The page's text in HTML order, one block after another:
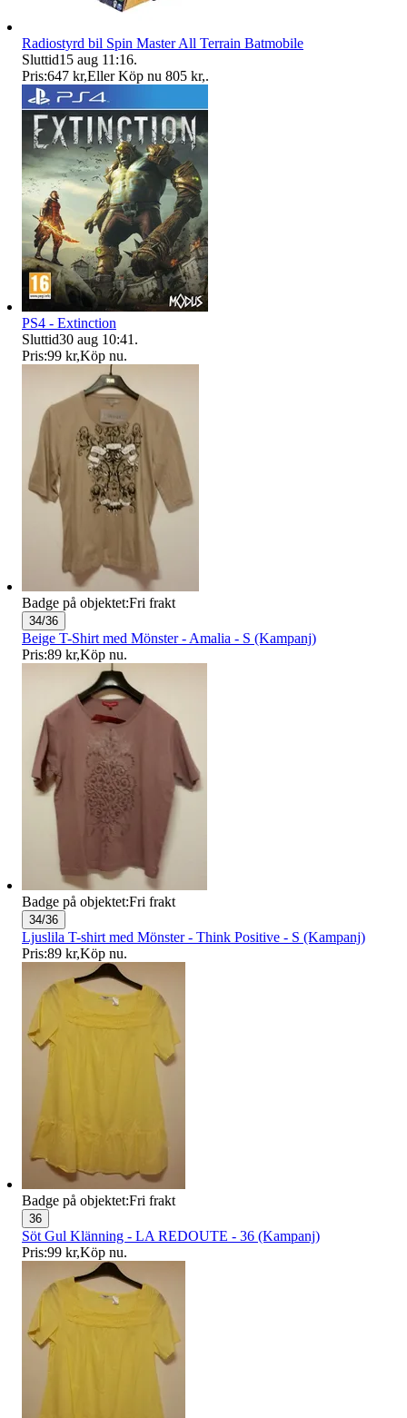
Radiostyrd bil Spin Master All Terrain Batmobile
Sluttid15 aug 11:16.
Pris:647 kr,Eller Köp nu 805 kr,.
PS4 - Extinction
Sluttid30 aug 10:41 .
Pris:99 kr,Köp nu.
Badge på objektet:Fri frakt
34/36
Beige T-Shirt med Mönster - Amalia - S (Kampanj)
Pris:89 kr,Köp nu.
Badge på objektet:Fri frakt
34/36
Ljuslila T-shirt med Mönster - Think Positive - S (Kampanj)
Pris:89 kr,Köp nu.
Badge på objektet:Fri frakt
36
Söt Gul Klänning - LA REDOUTE - 36 (Kampanj)
Pris:99 kr,Köp nu.